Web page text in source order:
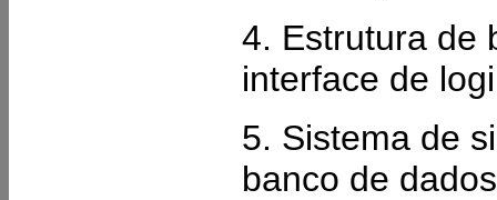
4. Estrutura de
interface de
5. Sistema de
banco de